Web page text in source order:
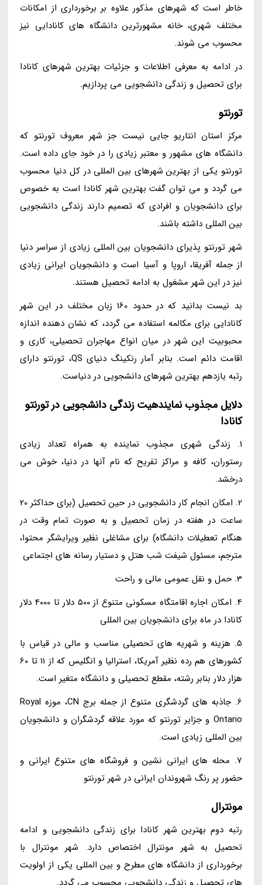
خاطر است که شهرهای مذکور علاوه بر برخورداری از امکانات
مختلف شهری، خانه مشهورترین دانشگاه های کانادایی نیز
محسوب می شوند.
در ادامه به معرفی اطلاعات و جزئیات بهترین شهرهای کانادا
برای تحصیل و زندگی دانشجویی می پردازیم.
تورنتو
مرکز استان انتاریو جایی نیست جز شهر معروف تورنتو که
دانشگاه های مشهور و معتبر زیادی را در خود جای داده است.
تورنتو یکی از بهترین شهرهای بین المللی در کل دنیا محسوب
می گردد و می توان گفت بهترین شهر کانادا است به خصوص
برای دانشجویان و افرادی که تصمیم دارند زندگی دانشجویی
بین المللی داشته باشند.
شهر تورنتو پذیرای دانشجویان بین المللی زیادی از سراسر دنیا
از جمله آفریقا، اروپا و آسیا است و دانشجویان ایرانی زیادی
نیز در این شهر مشغول به ادامه تحصیل هستند.
بد نیست بدانید که در حدود 160 زبان مختلف در این شهر
کانادایی برای مکالمه استفاده می گردد، که نشان دهنده اندازه
محبوبیت این شهر در میان انواع مهاجران تحصیلی، کاری و
اقامت دائم است. بنابر آمار رنکینگ دنیای QS، تورنتو دارای
رتبه یازدهم بهترین شهرهای دانشجویی در دنیاست.
دلایل مجذوب نمایندهیت زندگی دانشجویی در تورنتو
کانادا
1. زندگی شهری مجذوب نماینده به همراه تعداد زیادی
رستوران، کافه و مراکز تفریح که نام آنها در دنیا، خوش می
درخشد.
2. امکان انجام کار دانشجویی در حین تحصیل (برای حداکثر 20
ساعت در هفته در زمان تحصیل و به صورت تمام وقت در
هنگام تعطیلات دانشگاه) برای مشاغلی نظیر ویرایشگر محتوا،
مترجم، مسئول شیفت شب هتل و دستیار رسانه های اجتماعی
3. حمل و نقل عمومی مالی و راحت
4. امکان اجاره اقامتگاه مسکونی متنوع از 500 دلار تا 4000 دلار
کانادا در ماه برای دانشجویان بین المللی
5. هزینه و شهریه های تحصیلی مناسب و مالی در قیاس با
کشورهای هم رده نظیر آمریکا، استرالیا و انگلیس که از 11 تا 60
هزار دلار بنابر رشته، مقطع تحصیلی و دانشگاه متغیر است.
6. جاذبه های گردشگری متنوع از جمله برج CN، موزه Royal
Ontario و جزایر تورنتو که مورد علاقه گردشگران و دانشجویان
بین المللی زیادی است.
7. محله های ایرانی نشین و فروشگاه های متنوع ایرانی و
حضور پر رنگ شهروندان ایرانی در شهر تورنتو
مونترال
رتبه دوم بهترین شهر کانادا برای زندگی دانشجویی و ادامه
تحصیل به شهر مونترال اختصاص دارد. شهر مونترال با
برخورداری از دانشگاه های مطرح و بین المللی یکی از اولویت